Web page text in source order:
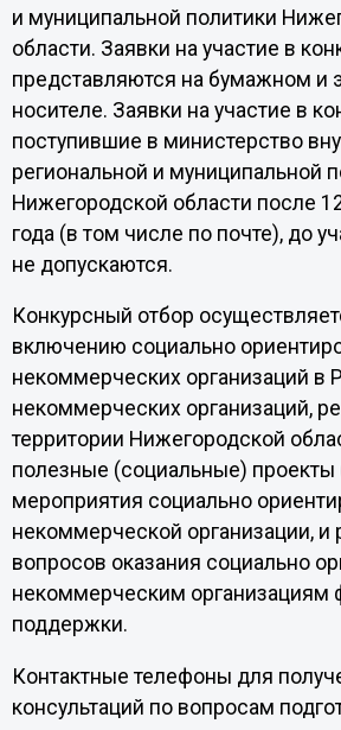
и муниципальной политики
области. Заявки на участие в
представляются на бумажном и
носителе. Заявки на участие в
поступившие в министерство
региональной и муниципальной
Нижегородской области после
года (в том числе по почте), до
не допускаются.
Конкурсный отбор
включению социально
некоммерческих организаций в
некоммерческих организаций,
территории Нижегородской
полезные (социальные)
мероприятия социально
некоммерческой организации,
вопросов оказания социально
некоммерческим организациям
поддержки.
Контактные телефоны для
консультаций по вопросам